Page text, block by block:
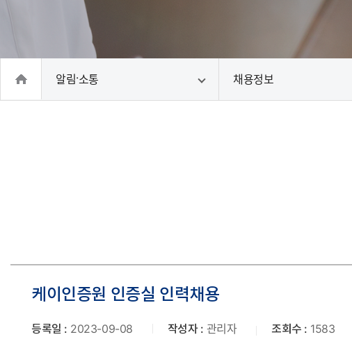
인정프로세스
인정마크
의견접수/문의
홈 알림·소통 채용정보
케이인증원 인증실 인력채용
등록일 : 2023-09-08 작성자 : 관리자 조회수 : 1583